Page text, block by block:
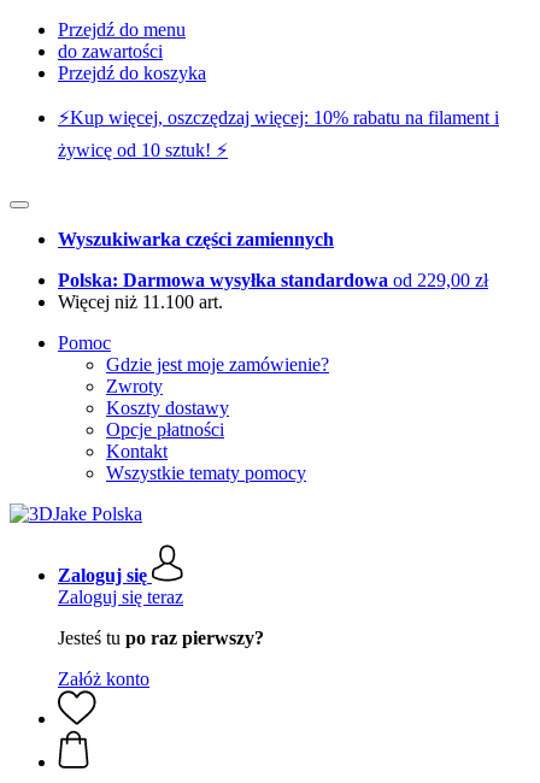
Przejdź do menu
do zawartości
Przejdź do koszyka
⚡️Kup więcej, oszczędzaj więcej: 10% rabatu na filament i
żywicę od 10 sztuk! ⚡️
Wyszukiwarka części zamiennych
Polska: Darmowa wysyłka standardowa od 229,00 zł
Więcej niż 11.100 art.
Pomoc
Gdzie jest moje zamówienie?
Zwroty
Koszty dostawy
Opcje płatności
Kontakt
Wszystkie tematy pomocy
Zaloguj się
Zaloguj się teraz
Jesteś tu po raz pierwszy?
Załóż konto